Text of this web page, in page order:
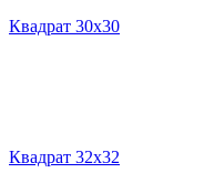
Квадрат 30х30
Квадрат 32х32